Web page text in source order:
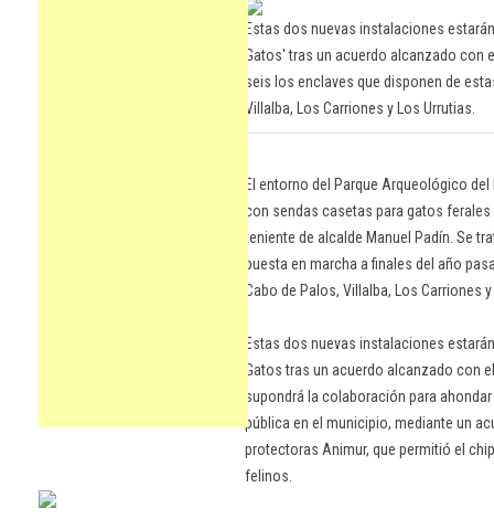
Estas dos nuevas instalaciones
Gatos' tras un acuerdo alcanzado con
seis los enclaves que disponen de
Villalba, Los Carriones y Los Urrutias.
El entorno del Parque Arqueológico
con sendas casetas para gatos
teniente de alcalde Manuel Padín. Se
puesta en marcha a finales del año
Cabo de Palos, Villalba, Los Carriones
Estas dos nuevas instalaciones
Gatos tras un acuerdo alcanzado con
supondrá la colaboración para
pública en el municipio, mediante un
protectoras Animur, que permitió el
felinos.